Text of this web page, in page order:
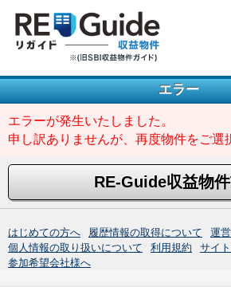
エラー
エラーが発生いたしました。
申し訳ありませんが、再度物件をご選
RE-Guide収益物
はじめての方へ 履歴情報の取得について
運
個人情報の取り扱いについて
利用規約 サイ
参加希望会社様へ